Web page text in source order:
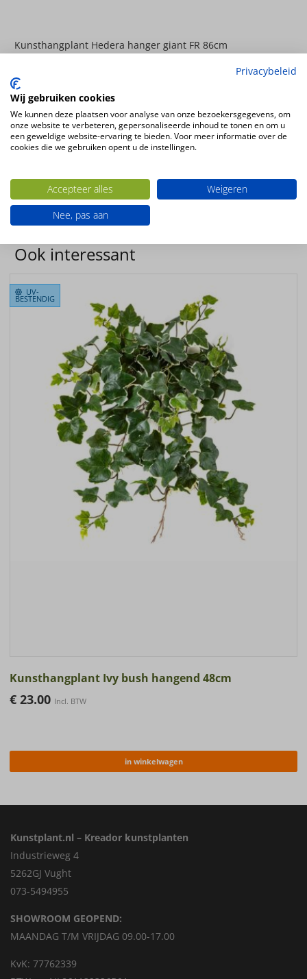
Kunsthangplant Hedera hanger giant FR 86cm
Kleur
groen
Plantsoort
Hedera
Productconfiguratie
Hangende kunstplant
Ook interessant
Kunsthangplant Ivy bush hangend 48cm
€ 23.00 Incl. BTW
in winkelwagen
UV-
BESTENDIG
Kunstplant.nl – Kreador kunstplanten
Industrieweg 4
5262GJ Vught
073-5494955
SHOWROOM GEOPEND:
MAANDAG T/M VRIJDAG 09.00-17.00
KvK: 77762339
Privacybeleid
Wij gebruiken cookies
We kunnen deze plaatsen voor analyse van onze bezoekersgegevens, om
onze website te verbeteren, gepersonaliseerde inhoud te tonen en om u
een geweldige website-ervaring te bieden. Voor meer informatie over de
cookies die we gebruiken opent u de instellingen.
Accepteer alles
Weigeren
Nee, pas aan